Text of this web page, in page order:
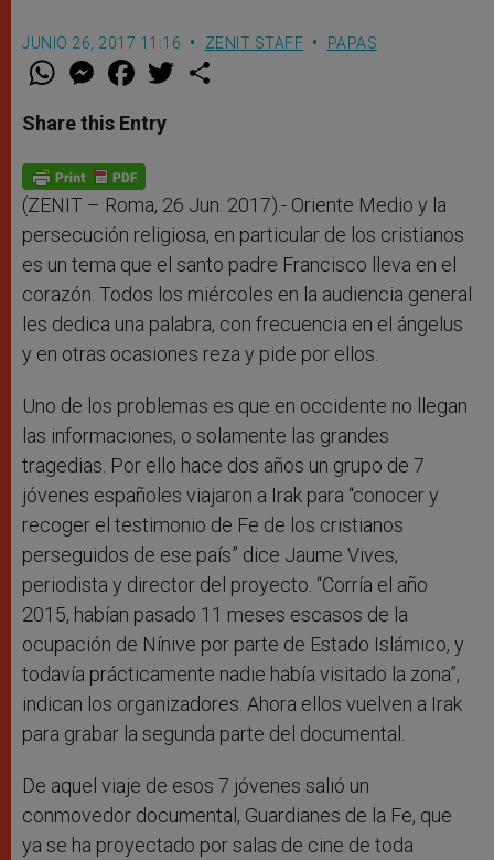
JUNIO 26, 2017 11:16 ZENIT STAFF PAPAS
W
t
s
p
p
M
e
s
e
g
e
F
a
e
b
o
k
w
Share this Entry
(ZENIT – Roma, 26 Jun. 2017).- Oriente Medio y la
persecución religiosa, en particular de los cristianos
es un tema que el santo padre Francisco lleva en el
corazón. Todos los miércoles en la audiencia general
les dedica una palabra, con frecuencia en el ángelus
y en otras ocasiones reza y pide por ellos.
Uno de los problemas es que en occidente no llegan
las informaciones, o solamente las grandes
tragedias. Por ello hace dos años un grupo de 7
jóvenes españoles viajaron a Irak para “conocer y
recoger el testimonio de Fe de los cristianos
perseguidos de ese país” dice Jaume Vives,
periodista y director del proyecto. “Corría el año
2015, habían pasado 11 meses escasos de la
ocupación de Nínive por parte de Estado Islámico, y
todavía prácticamente nadie había visitado la zona”,
indican los organizadores. Ahora ellos vuelven a Irak
para grabar la segunda parte del documental.
De aquel viaje de esos 7 jóvenes salió un
conmovedor documental, Guardianes de la Fe, que
ya se ha proyectado por salas de cine de toda